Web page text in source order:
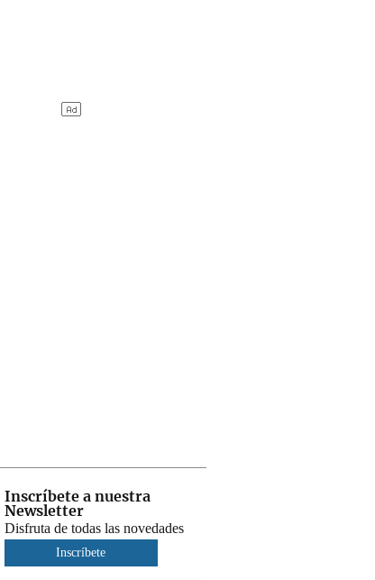
Inscríbete a nuestra
Newsletter
Disfruta de todas las novedades
Inscríbete